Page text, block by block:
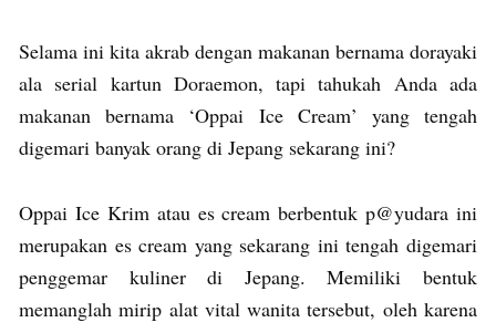
Selama ini kita akrab dengan makanan bernama dorayaki
ala serial kartun Doraemon, tapi tahukah Anda ada
makanan bernama ‘Oppai Ice Cream’ yang tengah
digemari banyak orang di Jepang sekarang ini?
Oppai Ice Krim atau es cream berbentuk p@yudara ini
merupakan es cream yang sekarang ini tengah digemari
penggemar kuliner di Jepang. Memiliki bentuk
memanglah mirip alat vital wanita tersebut, oleh karena